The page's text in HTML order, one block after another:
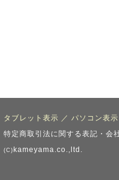
タブレット表示 ／ パソコン表示
特定商取引法に関する表記・会
(C) kameyama.co.,ltd.